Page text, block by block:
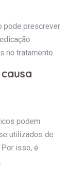
pode prescrever
no tratamento.
podem
utilizados de
isso, é